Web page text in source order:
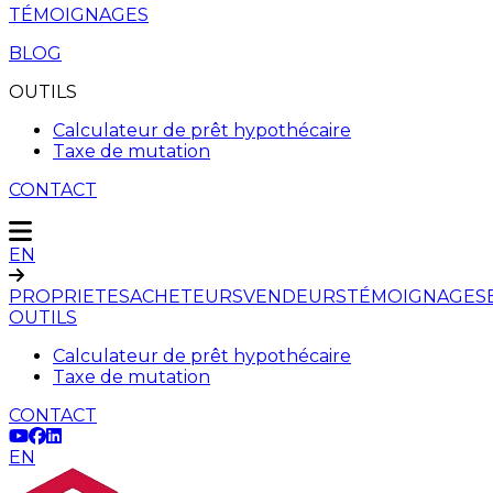
TÉMOIGNAGES
BLOG
OUTILS
Calculateur de prêt hypothécaire
Taxe de mutation
CONTACT
EN
PROPRIETESACHETEURSVENDEURSTÉMOIGNAGES
OUTILS
Calculateur de prêt hypothécaire
Taxe de mutation
CONTACT
EN